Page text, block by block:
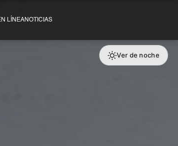
LÍNEANOTICIAS
Ver de noche